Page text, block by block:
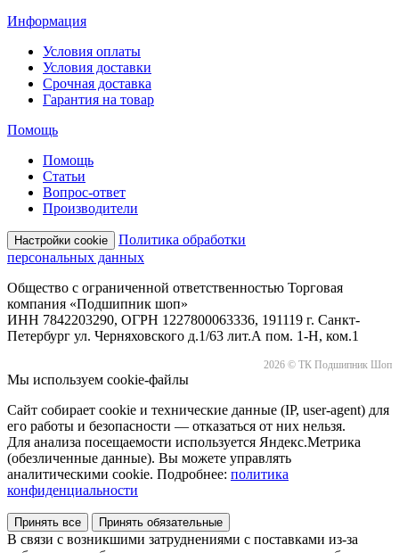
Информация
Условия оплаты
Условия доставки
Срочная доставка
Гарантия на товар
Помощь
Помощь
Статьи
Вопрос-ответ
Производители
Настройки cookie
Политика обработки
персональных данных
Общество с ограниченной ответственностью Торговая
компания «Подшипник шоп»
ИНН 7842203290, ОГРН 1227800063336, 191119 г. Санкт-
Петербург ул. Черняховского д.1/63 лит.А пом. 1-Н, ком.1
2026 © ТК Подшипник Шоп
Мы используем cookie-файлы
Сайт собирает cookie и технические данные (IP, user-agent) для
его работы и безопасности — отказаться от них нельзя.
Для анализа посещаемости используется Яндекс.Метрика
(обезличенные данные). Вы можете управлять
аналитическими cookie. Подробнее: политика
конфиденциальности
Принять все Принять обязательные
В связи с возникшими затруднениями с поставками из-за